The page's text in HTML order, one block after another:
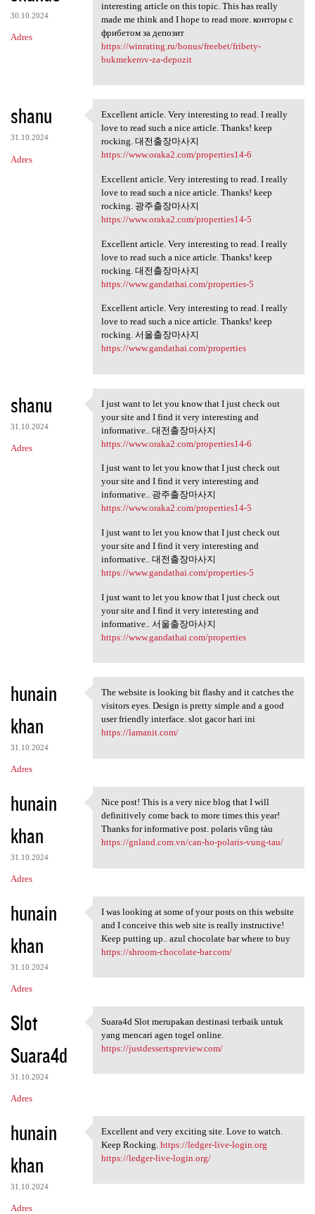
30.10.2024
Adres
interesting article on this topic. This has really
made me think and I hope to read more. конторы с
фрибетом за депозит
https://winrating.ru/bonus/freebet/fribety-
bukmekerov-za-depozit
shanu
31.10.2024
Adres
Excellent article. Very
Excellent article. Very interesting to read. I really
love to read such a nice article. Thanks! keep
rocking. 대전출장마사지
https://www.oraka2.com/properties14-6
Excellent article. Very interesting to read. I really
love to read such a nice article. Thanks! keep
rocking. 광주출장마사지
https://www.oraka2.com/properties14-5
Excellent article. Very interesting to read. I really
love to read such a nice article. Thanks! keep
rocking. 대전출장마사지
https://www.gandathai.com/properties-5
Excellent article. Very interesting to read. I really
love to read such a nice article. Thanks! keep
rocking. 서울출장마사지
https://www.gandathai.com/properties
shanu
31.10.2024
Adres
I just want to let you know
I just want to let you know that I just check out
your site and I find it very interesting and
informative.. 대전출장마사지
https://www.oraka2.com/properties14-6
I just want to let you know that I just check out
your site and I find it very interesting and
informative.. 광주출장마사지
https://www.oraka2.com/properties14-5
I just want to let you know that I just check out
your site and I find it very interesting and
informative.. 대전출장마사지
https://www.gandathai.com/properties-5
I just want to let you know that I just check out
your site and I find it very interesting and
informative.. 서울출장마사지
https://www.gandathai.com/properties
hunain
khan
31.10.2024
Adres
The website is looking bit
The website is looking bit flashy and it catches the
visitors eyes. Design is pretty simple and a good
user friendly interface. slot gacor hari ini
https://lamanit.com/
hunain
khan
31.10.2024
Adres
Nice post! This is a very
Nice post! This is a very nice blog that I will
definitively come back to more times this year!
Thanks for informative post. polaris vũng tàu
https://gnland.com.vn/can-ho-polaris-vung-tau/
hunain
khan
31.10.2024
Adres
I was looking at some of your
I was looking at some of your posts on this website
and I conceive this web site is really instructive!
Keep putting up.. azul chocolate bar where to buy
https://shroom-chocolate-bar.com/
Slot
Suara4d
31.10.2024
Adres
Suara4d Slot merupakan
Suara4d Slot merupakan destinasi terbaik untuk
yang mencari agen togel online.
https://justdessertspreview.com/
hunain
khan
31.10.2024
Adres
Excellent and very exciting
Excellent and very exciting site. Love to watch.
Keep Rocking. https://ledger-live-login.org
https://ledger-live-login.org/